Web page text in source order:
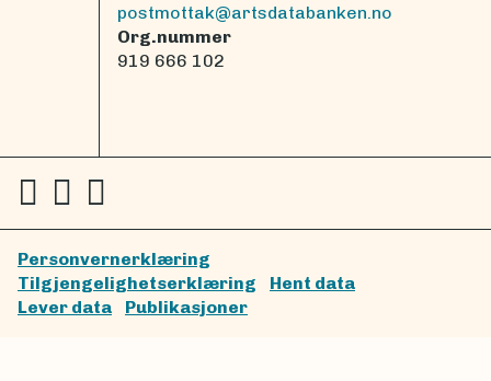
postmottak@artsdatabanken.no
Org.nummer
919 666 102
Personvernerklæring
Tilgjengelighetserklæring
Hent data
Lever data
Publikasjoner